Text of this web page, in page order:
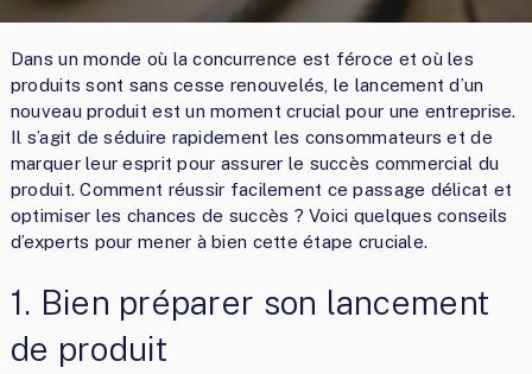
Dans un monde où la concurrence est féroce et où les
produits sont sans cesse renouvelés, le lancement d’un
nouveau produit est un moment crucial pour une entreprise.
Il s’agit de séduire rapidement les consommateurs et de
marquer leur esprit pour assurer le succès commercial du
produit. Comment réussir facilement ce passage délicat et
optimiser les chances de succès ? Voici quelques conseils
d’experts pour mener à bien cette étape cruciale.
1. Bien préparer son lancement
de produit